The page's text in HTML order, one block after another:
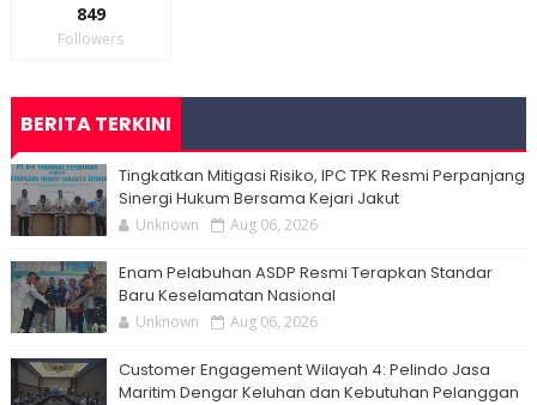
849
Followers
BERITA TERKINI
Tingkatkan Mitigasi Risiko, IPC TPK Resmi Perpanjang
Sinergi Hukum Bersama Kejari Jakut
Unknown Aug 06, 2026
Enam Pelabuhan ASDP Resmi Terapkan Standar
Baru Keselamatan Nasional
Unknown Aug 06, 2026
Customer Engagement Wilayah 4: Pelindo Jasa
Maritim Dengar Keluhan dan Kebutuhan Pelanggan